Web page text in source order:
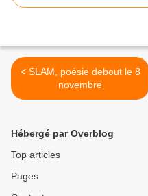
< SLAM, poésie debout le 8
novembre
Hébergé par Overblog
Top articles
Pages